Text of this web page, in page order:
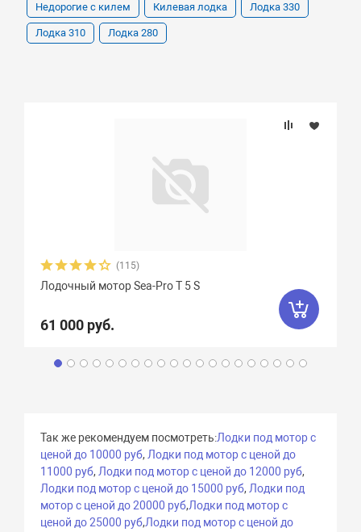
Недорогие с килем Килевая лодка Лодка 330
Лодка 310 Лодка 280
(115)
Лодочный мотор Sea-Pro Т 5 S
61 000 руб.
Так же рекомендуем посмотреть:Лодки под мотор с
ценой до 10000 руб, Лодки под мотор с ценой до
11000 руб, Лодки под мотор с ценой до 12000 руб,
Лодки под мотор с ценой до 15000 руб, Лодки под
мотор с ценой до 20000 руб,Лодки под мотор с
ценой до 25000 руб,Лодки под мотор с ценой до